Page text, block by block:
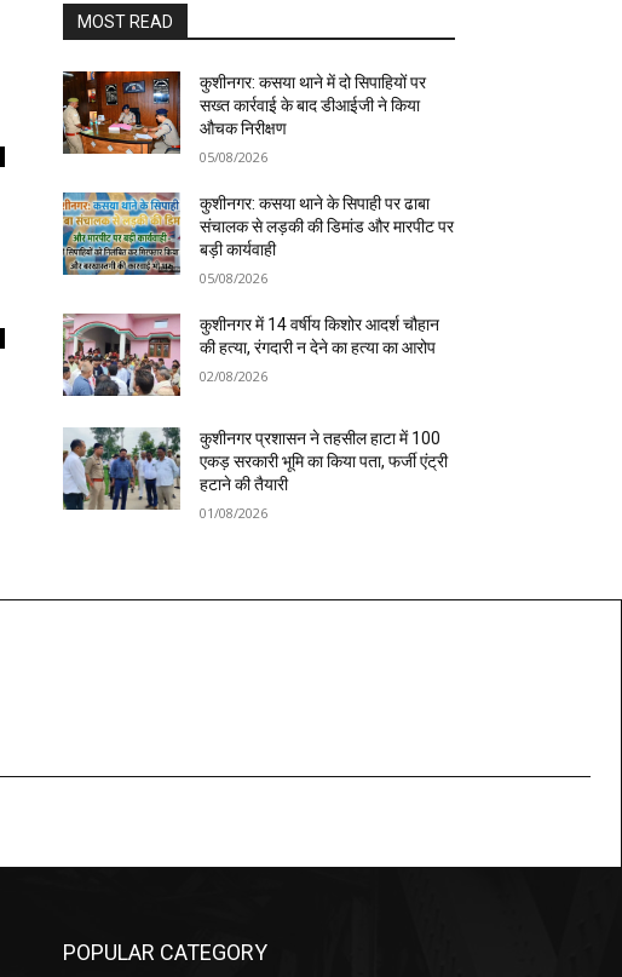
MOST READ
कुशीनगर: कसया थाने में दो सिपाहियों पर
सख्त कार्रवाई के बाद डीआईजी ने किया
औचक निरीक्षण
05/08/2026
कुशीनगर: कसया थाने के सिपाही पर ढाबा
संचालक से लड़की की डिमांड और मारपीट पर
बड़ी कार्यवाही
05/08/2026
कुशीनगर में 14 वर्षीय किशोर आदर्श चौहान
की हत्या, रंगदारी न देने का हत्या का आरोप
02/08/2026
कुशीनगर प्रशासन ने तहसील हाटा में 100
एकड़ सरकारी भूमि का किया पता, फर्जी एंट्री
हटाने की तैयारी
01/08/2026
POPULAR CATEGORY